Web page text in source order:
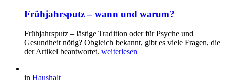
Frühjahrsputz – wann und warum?
Frühjahrsputz – lästige Tradition oder für Psyche und
Gesundheit nötig? Obgleich bekannt, gibt es viele Fragen, die
der Artikel beantwortet. weiterlesen
in Haushalt